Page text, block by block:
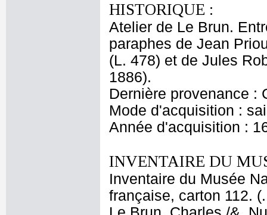
HISTORIQUE :
Atelier de Le Brun.
paraphes de Jean
(L. 478) et de Jules
1886).
Dernière provenance :
Mode d'acquisition :
Année d'acquisition :
INVENTAIRE DU
Inventaire du Musée
française, carton 112.